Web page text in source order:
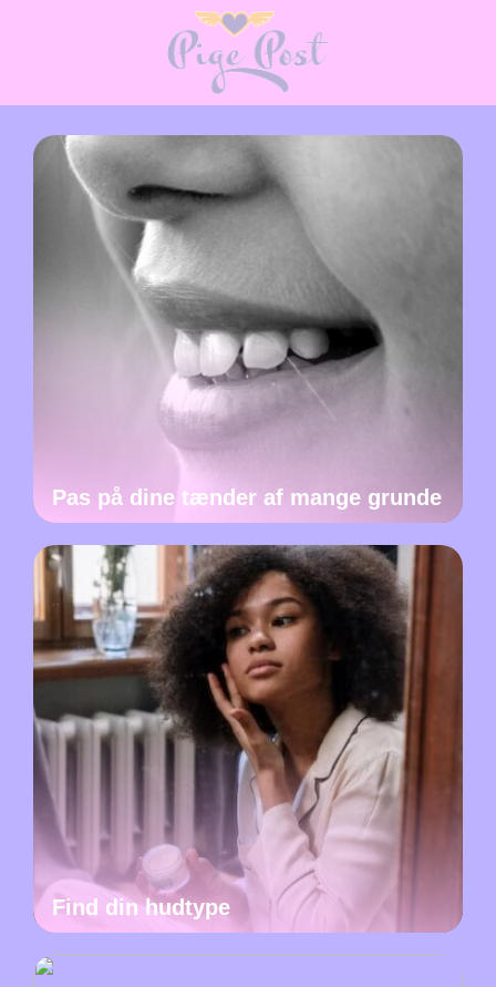
Pas på dine tænder af mange grunde
Find din hudtype